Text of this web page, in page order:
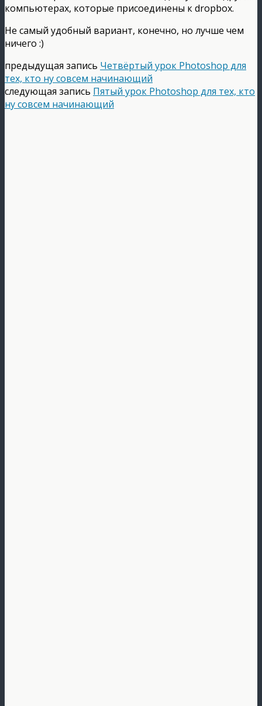
компьютерах, которые присоединены к dropbox.
Не самый удобный вариант, конечно, но лучше чем
ничего :)
предыдущая запись Четвёртый урок Photoshop для
тех, кто ну совсем начинающий
следующая запись Пятый урок Photoshop для тех, кто
ну совсем начинающий